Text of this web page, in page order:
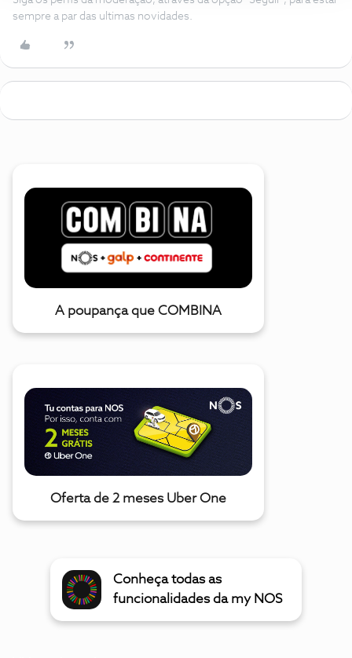
sempre a par das ultimas novidades.
A poupança que COMBINA
Oferta de 2 meses Uber One
Conheça todas as
funcionalidades da my NOS